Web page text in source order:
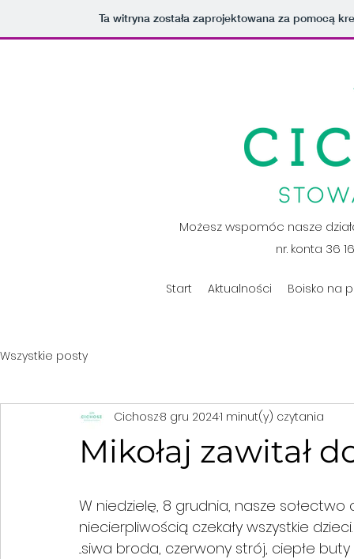
Ta witryna została zaprojektowana za pomocą
Możesz wspomóc nasze
nr. konta 36
Start Aktualności Boisko na
Wszystkie posty
Mikołaj zawitał
Cichosz8 gru 20241 minut(y) czytania
W niedzielę, 8 grudnia, nasze
niecierpliwością czekały wszystkie dzieci.
...siwa broda, czerwony strój, ciepłe